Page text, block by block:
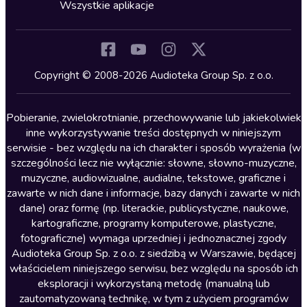
Kryminały
Lektury szkolne
Literatura anglojęzyczna
Literatura faktu
Literatura obyczajowa
Literatura piękna obca
Literatura piękna polska
Nagrania relaksacyjne
Nauka języków
Nauki humanistyczne
Wszystkie aplikacje
Copyright © 2008-2026 Audioteka Group Sp. z o.o.
Pobieranie, zwielokrotnianie, przechowywanie lub jakiekolwiek
inne wykorzystywanie treści dostępnych w niniejszym
serwisie - bez względu na ich charakter i sposób wyrażenia (w
szczególności lecz nie wyłącznie: słowne, słowno-muzyczne,
muzyczne, audiowizualne, audialne, tekstowe, graficzne i
zawarte w nich dane i informacje, bazy danych i zawarte w nich
dane) oraz formę (np. literackie, publicystyczne, naukowe,
kartograficzne, programy komputerowe, plastyczne,
fotograficzne) wymaga uprzedniej i jednoznacznej zgody
Audioteka Group Sp. z o.o. z siedzibą w Warszawie, będącej
właścicielem niniejszego serwisu, bez względu na sposób ich
eksploracji i wykorzystaną metodę (manualną lub
zautomatyzowaną technikę, w tym z użyciem programów